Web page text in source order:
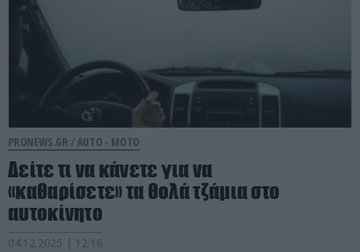
PRONEWS.GR / AUTO - MOTO
Δείτε τι να κάνετε για να
«καθαρίσετε» τα θολά τζάμια στο
αυτοκίνητο
04.12.2025 | 12:16